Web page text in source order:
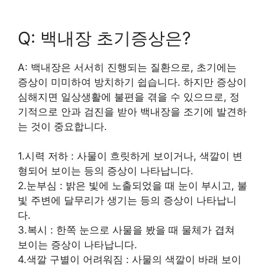
Q: 백내장 초기증상은?
A: 백내장은 서서히 진행되는 질환으로, 초기에는
증상이 미미하여 방치하기 쉽습니다. 하지만 증상이
심해지면 일상생활에 불편을 겪을 수 있으므로, 정
기적으로 안과 검진을 받아 백내장을 조기에 발견하
는 것이 중요합니다.
1.시력 저하 : 사물이 흐릿하게 보이거나, 색깔이 변
형되어 보이는 등의 증상이 나타납니다.
2.눈부심 : 밝은 빛에 노출되었을 때 눈이 부시고, 불
빛 주변에 달무리가 생기는 등의 증상이 나타납니
다.
3.복시 : 한쪽 눈으로 사물을 봤을 때 물체가 겹쳐
보이는 증상이 나타납니다.
4.색깔 구별이 어려워짐 : 사물의 색깔이 바래 보이